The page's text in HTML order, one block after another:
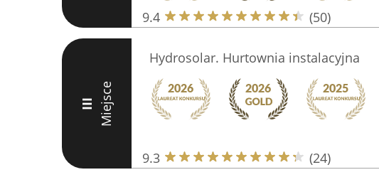
9.4 (50)
III Miejsce
Hydrosolar. Hurtownia instalacyjna
9.3 (24)